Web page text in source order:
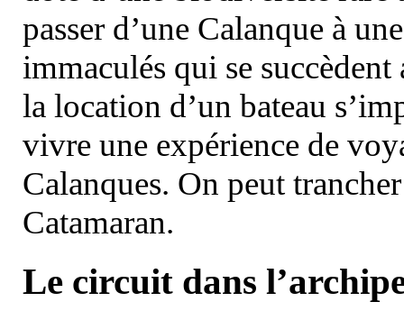
passer d’une Calanque à
immaculés qui se
la location d’un bateau
vivre une expérience de
Calanques. On peut
Catamaran.
Le circuit dans